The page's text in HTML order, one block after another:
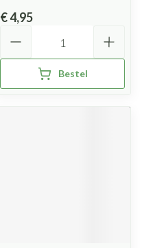
€ 4,95
Bestel